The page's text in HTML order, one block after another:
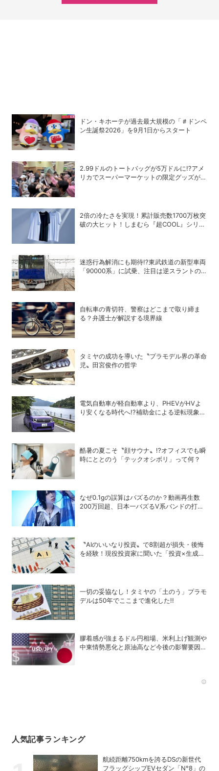
ドン・キホーテが過去最大規模の「＃ドンペ
ン生誕祭2026」を9月1日からスタート
2.99ドルのトートバッグが5万ドルに!?アメ
リカでスーパーマーケットの限定グッズが争
2倍の冷たさを実現！累計販売数1700万枚突
破の大ヒット！しまむら『超COOL』シリー
迷惑行為解消にも期待!?東武鉄道の新型車両
「90000系」に試乗、注目は逆スラントの
自転車の青切符、警察はどこまで取り締ま
る？弁護士が解説する境界線
タミヤの成功を導いた〝プラモデル界の革命
児〟田宮俊作の哲学
電気自動車が軽自動車より、PHEVがHVよ
り安くなる時代へ!?補助金による逆転現象に
酷暑の夏こそ〝顔サウナ〟!?オフィスでも瞬
時にととのう「テックオシボリ」って何？
なぜ0.1gの誤算はバズるのか？動画再生数
200万回超、日本一バズるV系バンドの打算
〝AIのいいなり投資〟で8割超が損失・後悔
を経験！現役投資家に聞いた「投資×生成
一切の妥協なし！タミヤの「土のう」プラモ
デルは50年でここまで進化した!!
膠着感が強まるドル円相場、米利上げ観測や
中東情勢悪化と原油高など今後の影響要因
人気記事ランキング
航続距離750kmを誇るDSの新世代
フラッグシップEVセダン「N°8」の